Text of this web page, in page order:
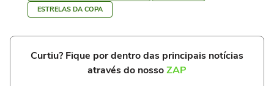
ESTRELAS DA COPA
Curtiu? Fique por dentro das principais notícias
através do nossoZAP